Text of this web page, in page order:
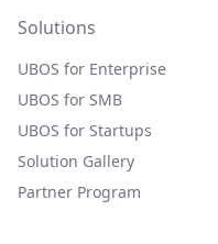
Solutions
UBOS for Enterprise
UBOS for SMB
UBOS for Startups
Solution Gallery
Partner Program